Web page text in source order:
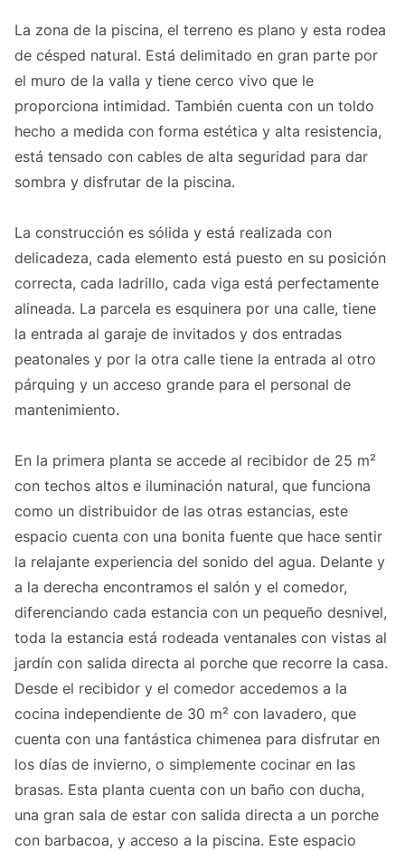
La zona de la piscina, el terreno es plano y esta rodea
de césped natural. Está delimitado en gran parte por
el muro de la valla y tiene cerco vivo que le
proporciona intimidad. También cuenta con un toldo
hecho a medida con forma estética y alta resistencia,
está tensado con cables de alta seguridad para dar
sombra y disfrutar de la piscina.
La construcción es sólida y está realizada con
delicadeza, cada elemento está puesto en su posición
correcta, cada ladrillo, cada viga está perfectamente
alineada. La parcela es esquinera por una calle, tiene
la entrada al garaje de invitados y dos entradas
peatonales y por la otra calle tiene la entrada al otro
párquing y un acceso grande para el personal de
mantenimiento.
En la primera planta se accede al recibidor de 25 m²
con techos altos e iluminación natural, que funciona
como un distribuidor de las otras estancias, este
espacio cuenta con una bonita fuente que hace sentir
la relajante experiencia del sonido del agua. Delante y
a la derecha encontramos el salón y el comedor,
diferenciando cada estancia con un pequeño desnivel,
toda la estancia está rodeada ventanales con vistas al
jardín con salida directa al porche que recorre la casa.
Desde el recibidor y el comedor accedemos a la
cocina independiente de 30 m² con lavadero, que
cuenta con una fantástica chimenea para disfrutar en
los días de invierno, o simplemente cocinar en las
brasas. Esta planta cuenta con un baño con ducha,
una gran sala de estar con salida directa a un porche
con barbacoa, y acceso a la piscina. Este espacio